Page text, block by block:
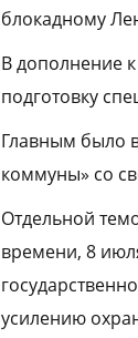
блокадному
В дополнение
подготовку
Главным было
коммуны» со
Отдельной
времени, 8
усилению